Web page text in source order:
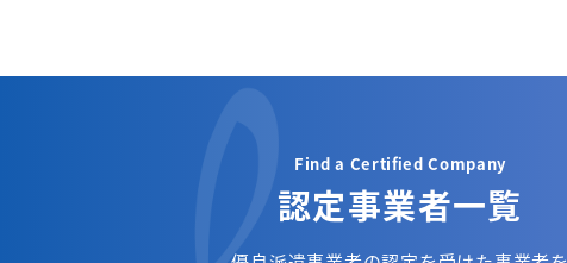
Find a Certified Company
認定事業者一覧